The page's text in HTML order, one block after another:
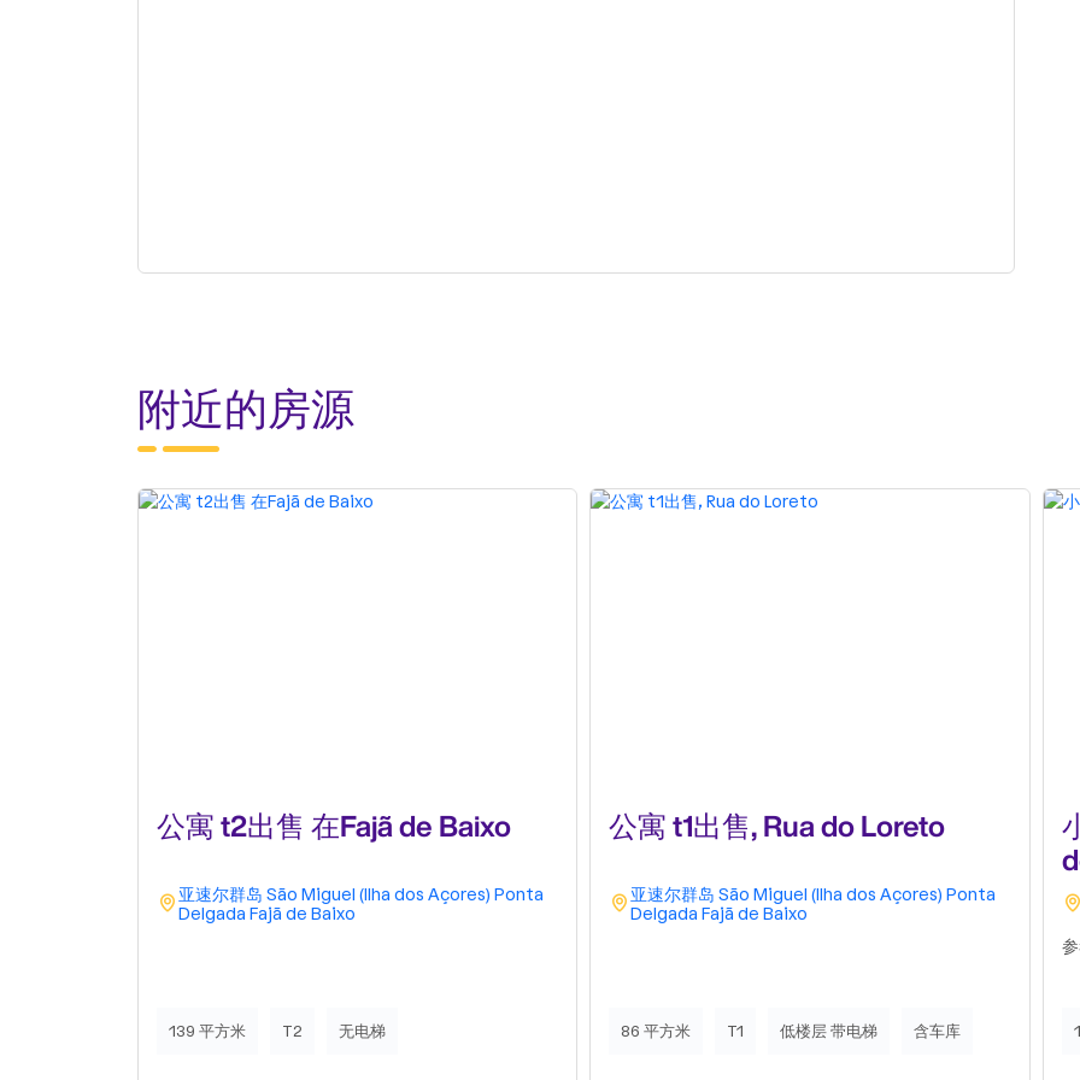
附近的房源
公寓 t2出售 在Fajã de Baixo
亚速尔群岛 São Miguel (Ilha dos Açores) Ponta
Delgada Fajã de Baixo
139 平方米 T2 无电梯
公寓 t1出售, Rua do Loreto
亚速尔群岛 São Miguel (Ilha dos Açores) Ponta
Delgada Fajã de Baixo
86 平方米 T1 低楼层 带电梯 含车库